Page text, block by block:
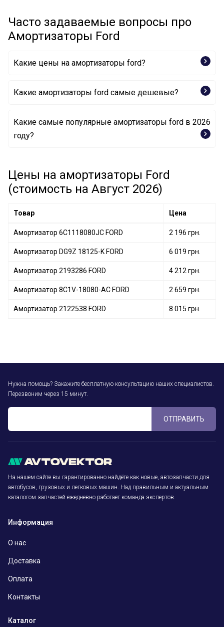
Часто задаваемые вопросы про
Амортизаторы Ford
Какие цены на амортизаторы ford?
Какие амортизаторы ford самые дешевые?
Амортизатор 2T1418K001DE FORD
Какие самые популярные амортизаторы ford в 2026
году?
Цены на амортизаторы Ford
(стоимость на Август 2026)
Товар Цена
Амортизатор 6C1118080JC FORD 2 196 грн.
Амортизатор DG9Z 18125-K FORD 6 019 грн.
Амортизатор 2193286 FORD 4 212 грн.
Амортизатор 8C1V-18080-AC FORD 2 659 грн.
Амортизатор 2122538 FORD 8 015 грн.
Нужна помощь? Закажите бесплатную консультацию наших специалистов.
Перезвоним через 15 минут.
ОТПРАВИТЬ
На нашем сайте вы гарантированно найдёте как новые, автозапчасти для
автобусов, грузовых и легковых машин. Над правильным и актуальным
каталогом запчастей ежедневно работает команда экспертов.
Информация
О нас
Доставка
Оплата
Контакты
Каталог